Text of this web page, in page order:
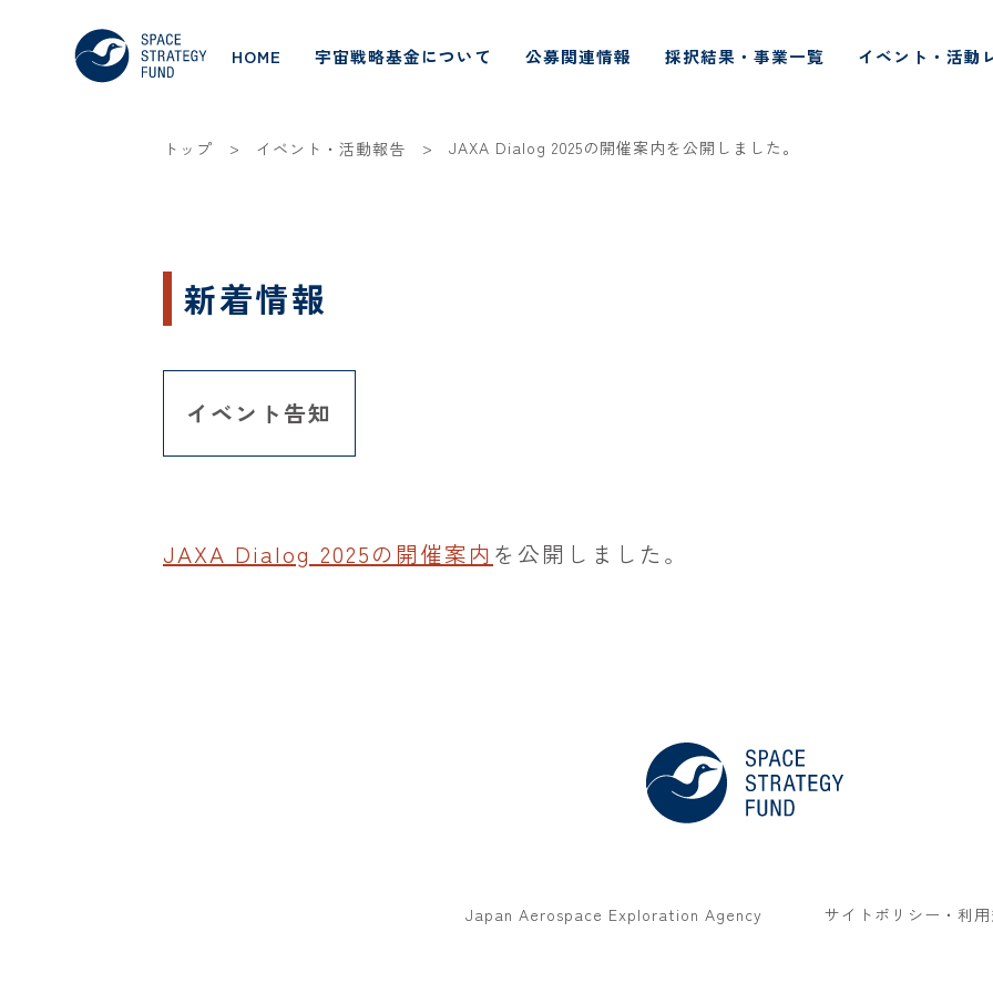
HOME 宇宙戦略基金について 公募関連情報 採択結果・事業一覧 イベント・活動
トップ > イベント・活動報告 > JAXA Dialog 2025の開催案内を公開しました。
新着情報
イベント告知
JAXA Dialog 2025の開催案内 を公開しました。
Japan Aerospace Exploration Agency サイトポリシー・利